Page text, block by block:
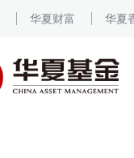
华夏财富 华夏